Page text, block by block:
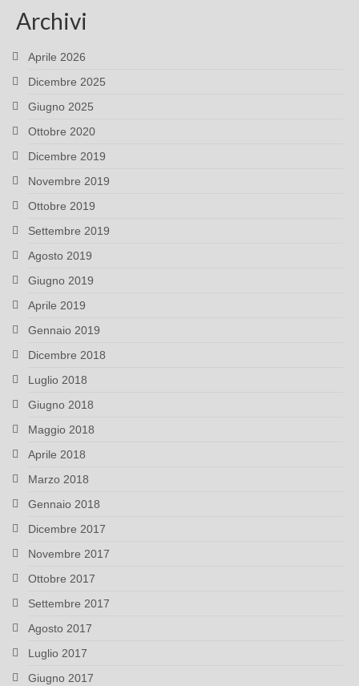
Archivi
Aprile 2026
Dicembre 2025
Giugno 2025
Ottobre 2020
Dicembre 2019
Novembre 2019
Ottobre 2019
Settembre 2019
Agosto 2019
Giugno 2019
Aprile 2019
Gennaio 2019
Dicembre 2018
Luglio 2018
Giugno 2018
Maggio 2018
Aprile 2018
Marzo 2018
Gennaio 2018
Dicembre 2017
Novembre 2017
Ottobre 2017
Settembre 2017
Agosto 2017
Luglio 2017
Giugno 2017